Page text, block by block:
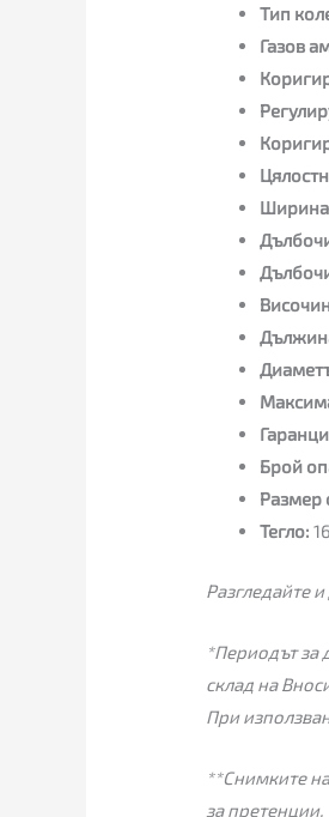
Тип
Газов
Ширина
Брой
Размер
Тегло:
Разгледайте
*Периодът за
склад на
При
**Снимките
за претенции.